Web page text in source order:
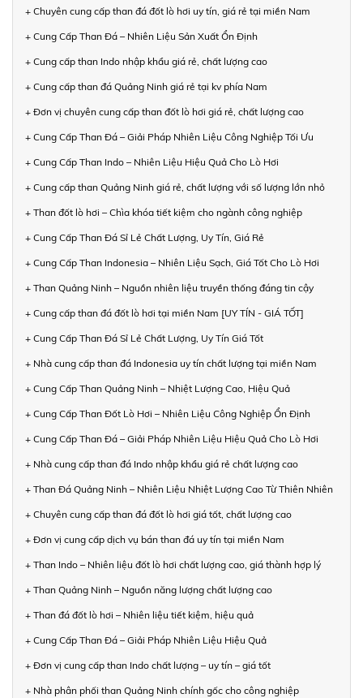
+ Chuyên cung cấp than đá đốt lò hơi uy tín, giá rẻ tại miền Nam
+ Cung Cấp Than Đá – Nhiên Liệu Sản Xuất Ổn Định
+ Cung cấp than Indo nhập khẩu giá rẻ, chất lượng cao
+ Cung cấp than đá Quảng Ninh giá rẻ tại kv phía Nam
+ Đơn vị chuyên cung cấp than đốt lò hơi giá rẻ, chất lượng cao
+ Cung Cấp Than Đá – Giải Pháp Nhiên Liệu Công Nghiệp Tối Ưu
+ Cung Cấp Than Indo – Nhiên Liệu Hiệu Quả Cho Lò Hơi
+ Cung cấp than Quảng Ninh giá rẻ, chất lượng với số lượng lớn nhỏ
+ Than đốt lò hơi – Chìa khóa tiết kiệm cho ngành công nghiệp
+ Cung Cấp Than Đá Sỉ Lẻ Chất Lượng, Uy Tín, Giá Rẻ
+ Cung Cấp Than Indonesia – Nhiên Liệu Sạch, Giá Tốt Cho Lò Hơi
+ Than Quảng Ninh – Nguồn nhiên liệu truyền thống đáng tin cậy
+ Cung cấp than đá đốt lò hơi tại miền Nam [UY TÍN - GIÁ TỐT]
+ Cung Cấp Than Đá Sỉ Lẻ Chất Lượng, Uy Tín Giá Tốt
+ Nhà cung cấp than đá Indonesia uy tín chất lượng tại miền Nam
+ Cung Cấp Than Quảng Ninh – Nhiệt Lượng Cao, Hiệu Quả
+ Cung Cấp Than Đốt Lò Hơi – Nhiên Liệu Công Nghiệp Ổn Định
+ Cung Cấp Than Đá – Giải Pháp Nhiên Liệu Hiệu Quả Cho Lò Hơi
+ Nhà cung cấp than đá Indo nhập khẩu giá rẻ chất lượng cao
+ Than Đá Quảng Ninh – Nhiên Liệu Nhiệt Lượng Cao Từ Thiên Nhiên
+ Chuyên cung cấp than đá đốt lò hơi giá tốt, chất lượng cao
+ Đơn vị cung cấp dịch vụ bán than đá uy tín tại miền Nam
+ Than Indo – Nhiên liệu đốt lò hơi chất lượng cao, giá thành hợp lý
+ Than Quảng Ninh – Nguồn năng lượng chất lượng cao
+ Than đá đốt lò hơi – Nhiên liệu tiết kiệm, hiệu quả
+ Cung Cấp Than Đá – Giải Pháp Nhiên Liệu Hiệu Quả
+ Đơn vị cung cấp than Indo chất lượng – uy tín – giá tốt
+ Nhà phân phối than Quảng Ninh chính gốc cho công nghiệp